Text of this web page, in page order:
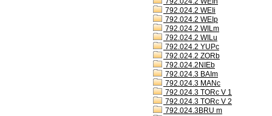
792.024.2 WEIi
792.024.2 WEIp
792.024.2 WILm
792.024.2 WILu
792.024.2 YUPc
792.024.2 ZORb
792.024.2NIEb
792.024.3 BAIm
792.024.3 MANc
792.024.3 TORc V 1
792.024.3 TORc V 2
792.024.3BRU m